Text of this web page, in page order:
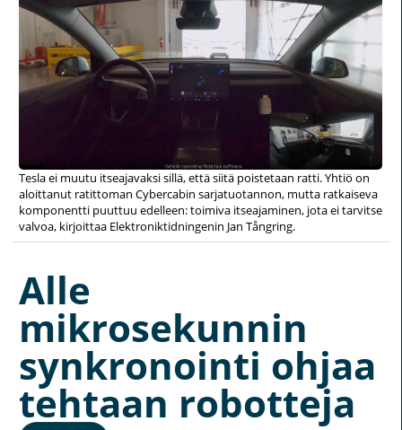
Tesla ei muutu itseajavaksi sillä, että siitä poistetaan ratti. Yhtiö on
aloittanut ratittoman Cybercabin sarjatuotannon, mutta ratkaiseva
komponentti puuttuu edelleen: toimiva itseajaminen, jota ei tarvitse
valvoa, kirjoittaa Elektroniktidningenin Jan Tångring.
Alle
mikrosekunnin
synkronointi ohjaa
tehtaan robotteja